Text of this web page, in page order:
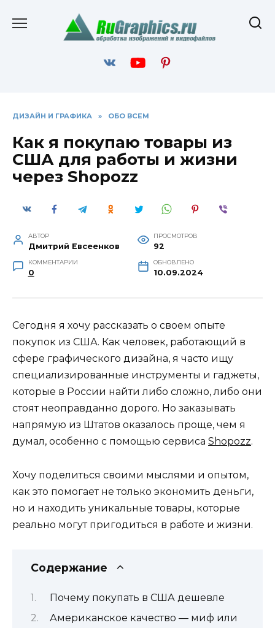
содержанию
ДИЗАЙН И ГРАФИКА » ОБО ВСЕМ
Как я покупаю товары из
США для работы и жизни
через Shopozz
АВТОР
Дмитрий Евсеенков
ПРОСМОТРОВ
92
КОММЕНТАРИИ
0
ОБНОВЛЕНО
10.09.2024
Сегодня я хочу рассказать о своем опыте
покупок из США. Как человек, работающий в
сфере графического дизайна, я часто ищу
специализированные инструменты и гаджеты,
которые в России найти либо сложно, либо они
стоят неоправданно дорого. Но заказывать
напрямую из Штатов оказалось проще, чем я
думал, особенно с помощью сервиса Shopozz.
Хочу поделиться своими мыслями и опытом,
как это помогает не только экономить деньги,
но и находить уникальные товары, которые
реально могут пригодиться в работе и жизни.
Содержание
Почему покупать в США дешевле
Американское качество — миф или